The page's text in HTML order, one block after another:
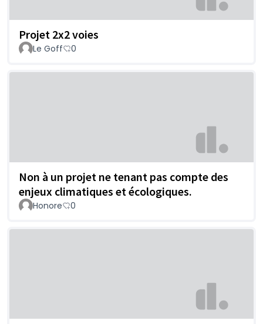
Projet 2x2 voies
Le Goff 0
Non à un projet ne tenant pas compte des
enjeux climatiques et écologiques.
Honore 0